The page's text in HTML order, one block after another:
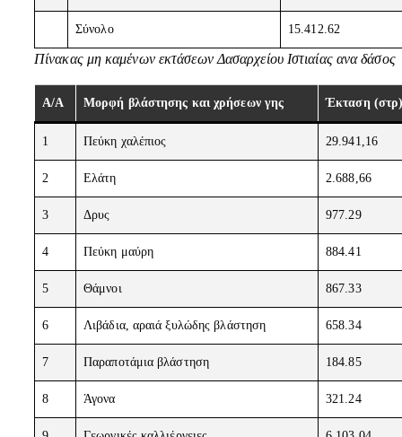
Σύνολο 15.412.62
Πίνακας μη καμένων εκτάσεων Δασαρχείου Ιστιαίας ανα δάσος
Α/Α Μορφή βλάστησης και χρήσεων γης Έκταση
1 Πεύκη χαλέπιος 29.941,16
2 Ελάτη 2.688,66
3 Δρυς 977.29
4 Πεύκη μαύρη 884.41
5 Θάμνοι 867.33
6 Λιβάδια, αραιά ξυλώδης βλάστηση 658.34
7 Παραποτάμια βλάστηση 184.85
8 Άγονα 321.24